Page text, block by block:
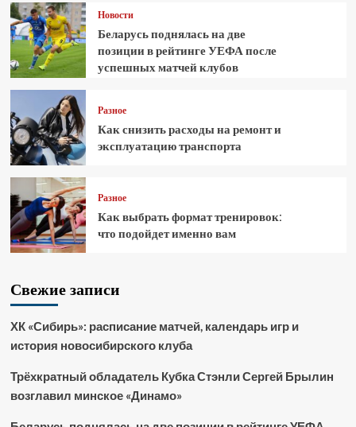
Новости
Беларусь поднялась на две
позиции в рейтинге УЕФА после
успешных матчей клубов
Разное
Как снизить расходы на ремонт и
эксплуатацию транспорта
Разное
Как выбрать формат тренировок:
что подойдет именно вам
Свежие записи
ХК «Сибирь»: расписание матчей, календарь игр и
история новосибирского клуба
Трёхкратный обладатель Кубка Стэнли Сергей Брылин
возглавил минское «Динамо»